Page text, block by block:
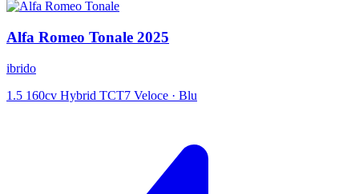
Alfa Romeo Tonale 2025
ibrido
1.5 160cv Hybrid TCT7 Veloce · Blu